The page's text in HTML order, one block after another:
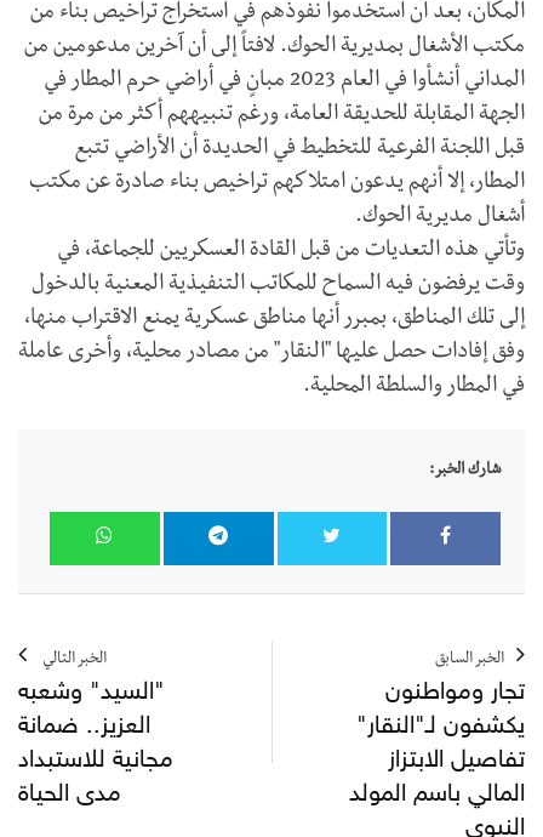
المكان، بعد أن استخدموا نفوذهم في استخراج تراخيص بناء من
مكتب الأشغال بمديرية الحوك. لافتاً إلى أن آخرين مدعومين من
المداني أنشأوا في العام 2023 مبانٍ في أراضي حرم المطار في
الجهة المقابلة للحديقة العامة، ورغم تنبيههم أكثر من مرة من
قبل اللجنة الفرعية للتخطيط في الحديدة أن الأراضي تتبع
المطار، إلا أنهم يدعون امتلاكهم تراخيص بناء صادرة عن مكتب
أشغال مديرية الحوك.
​وتأتي هذه التعديات من قبل القادة العسكريين للجماعة، في
وقت يرفضون فيه السماح للمكاتب التنفيذية المعنية بالدخول
إلى تلك المناطق، بمبرر أنها مناطق عسكرية يمنع الاقتراب منها،
وفق إفادات حصل عليها "النقار" من مصادر محلية، وأخرى عاملة
في المطار والسلطة المحلية.
شارك الخبر:
الخبر السابق
تجار ومواطنون
يكشفون لـ"النقار"
تفاصيل الابتزاز
المالي باسم المولد
النبوي
الخبر التالي
"السيد" وشعبه
العزيز.. ضمانة
مجانية للاستبداد
مدى الحياة